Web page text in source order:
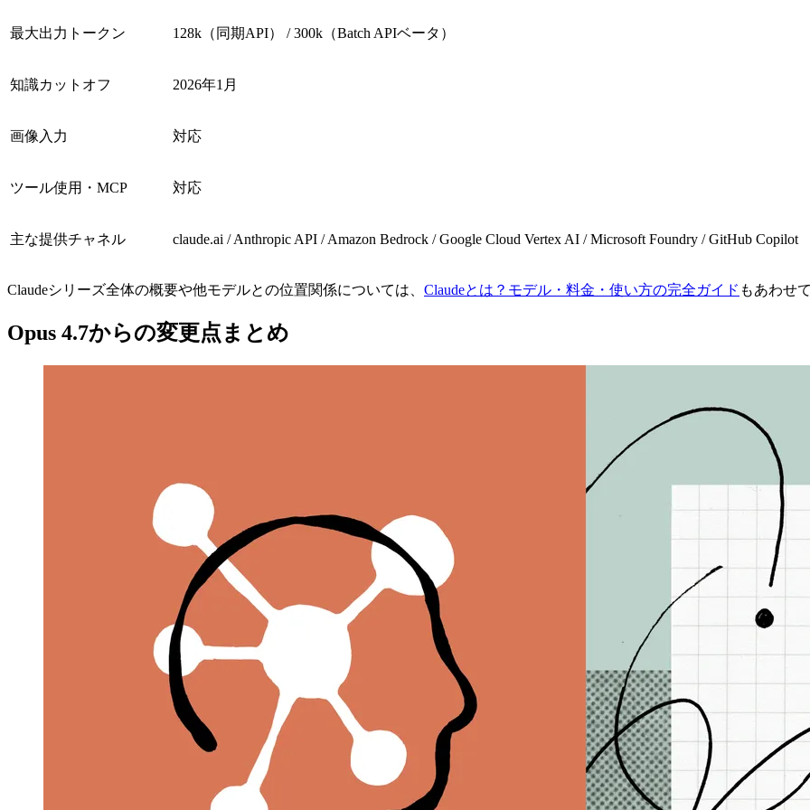
最大出力トークン 128k（同期API） / 300k（Batch APIベータ）
知識カットオフ 2026年1月
画像入力 対応
ツール使用・MCP 対応
主な提供チャネル claude.ai / Anthropic API / Amazon Bedrock / Google Cloud Vertex AI / Microsoft Foundry / GitHub Copilot
Claudeシリーズ全体の概要や他モデルとの位置関係については、 Claudeとは？モデル・料金・使い方の完全ガイド もあわせ
Opus 4.7からの変更点まとめ